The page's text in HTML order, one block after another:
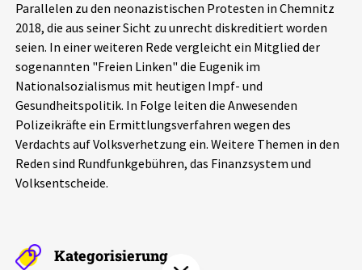
Pressemitteilungen
Podcasts
Projektbeschreibung
Kontakt
Unterstützer_innen
Spenden
chronik.LE in der Presse
Parallelen zu den neonazistischen Protesten in Chemnitz
2018, die aus seiner Sicht zu unrecht diskreditiert worden
seien. In einer weiteren Rede vergleicht ein Mitglied der
sogenannten "Freien Linken" die Eugenik im
Nationalsozialismus mit heutigen Impf- und
Gesundheitspolitik. In Folge leiten die Anwesenden
Polizeikräfte ein Ermittlungsverfahren wegen des
Verdachts auf Volksverhetzung ein. Weitere Themen in den
Reden sind Rundfunkgebühren, das Finanzsystem und
Volksentscheide.
Kategorisierung